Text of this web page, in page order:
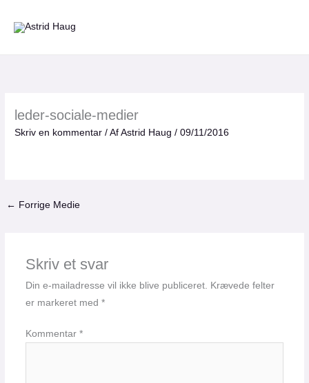
leder-sociale-medier
Skriv en kommentar / AfAstrid Haug/09/11/2016
← Forrige Medie
Skriv et svar
Din e-mailadresse vil ikke blive publiceret. Krævede felter
er markeret med *
Kommentar *